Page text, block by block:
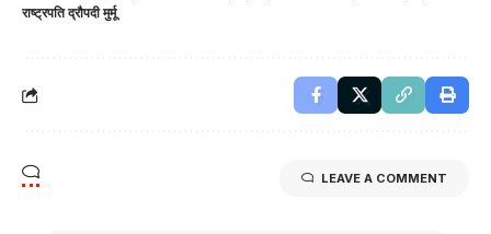
राष्ट्रपति द्रौपदी मुर्मू
LEAVE A COMMENT